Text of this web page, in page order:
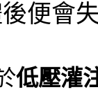
便會
低壓灌